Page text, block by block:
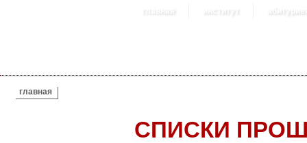
главная институт
ВЫ ЗДЕСЬ
главная
СПИСКИ